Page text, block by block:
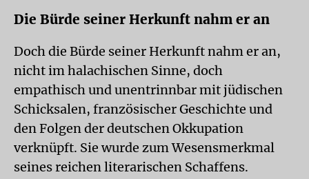
Die Bürde seiner Herkunft nahm er an
Doch die Bürde seiner Herkunft nahm er an,
nicht im halachischen Sinne, doch
empathisch und unentrinnbar mit jüdischen
Schicksalen, französischer Geschichte und
den Folgen der deutschen Okkupation
verknüpft. Sie wurde zum Wesensmerkmal
seines reichen literarischen Schaffens.